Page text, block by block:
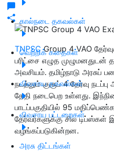
கால்நடை தகவல்கள்
வெற்றிக் கதைகள்
விவசாய தகவல்கள்
விவசாய பட்டறைகள்
அரசு திட்டங்கள்
TNPSCGroup 4 VAO
பரிட்சை எழுத முழுமனதுடன்
அவசியம். தமிழ்நாடு அரசுப்
நடத்தும் குரூப் 4 தேர்வு
தேதி நடைபெற உள்ளது.
பாடப்பகுதியில் 95
தேர்வர்களுக்கு சில
வழங்கப்படுகின்றன.